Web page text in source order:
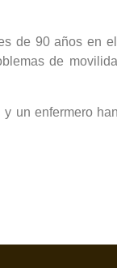
de 90 años en
de
un enfermero